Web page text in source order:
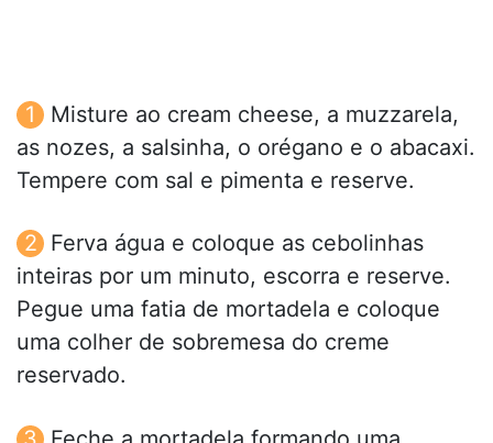
Misture ao cream cheese, a muzzarela,
as nozes, a salsinha, o orégano e o abacaxi.
Tempere com sal e pimenta e reserve.
Ferva água e coloque as cebolinhas
inteiras por um minuto, escorra e reserve.
Pegue uma fatia de mortadela e coloque
uma colher de sobremesa do creme
reservado.